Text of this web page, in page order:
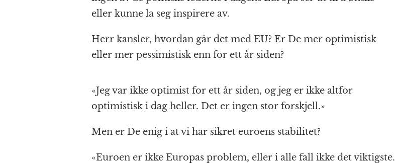
eller kunne la seg inspirere av.
Herr kansler, hvordan går det med EU? Er De mer optimistisk
eller mer pessimistisk enn for ett år siden?
«Jeg var ikke optimist for ett år siden, og jeg er ikke altfor
optimistisk i dag heller. Det er ingen stor forskjell.»
Men er De enig i at vi har sikret euroens stabilitet?
«Euroen er ikke Europas problem, eller i alle fall ikke det viktigste.